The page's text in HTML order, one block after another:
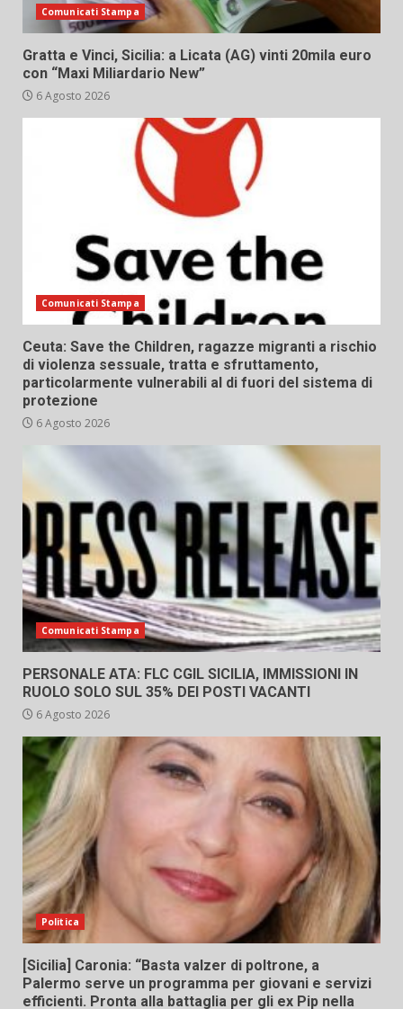
Comunicati Stampa
Gratta e Vinci, Sicilia: a Licata (AG) vinti 20mila euro
con “Maxi Miliardario New”
6 Agosto 2026
Comunicati Stampa
Ceuta: Save the Children, ragazze migranti a rischio
di violenza sessuale, tratta e sfruttamento,
particolarmente vulnerabili al di fuori del sistema di
protezione
6 Agosto 2026
Comunicati Stampa
PERSONALE ATA: FLC CGIL SICILIA, IMMISSIONI IN
RUOLO SOLO SUL 35% DEI POSTI VACANTI
6 Agosto 2026
Politica
[Sicilia] Caronia: “Basta valzer di poltrone, a
Palermo serve un programma per giovani e servizi
efficienti. Pronta alla battaglia per gli ex Pip nella